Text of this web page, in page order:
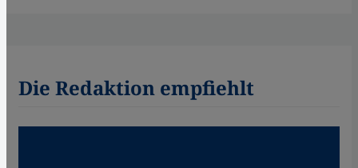
Die Redaktion empfiehlt